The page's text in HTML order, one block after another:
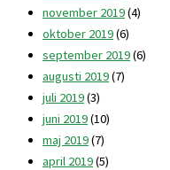
november 2019(4)
oktober 2019(6)
september 2019(6)
augusti 2019(7)
juli 2019(3)
juni 2019(10)
maj 2019(7)
april 2019(5)